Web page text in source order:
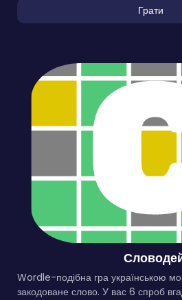
Грати
Wordle-подібна гра українською
закодоване слово. У вас 6 спроб